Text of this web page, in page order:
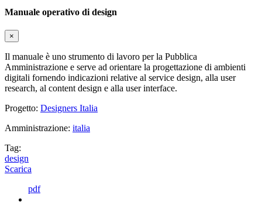
Manuale operativo di design
×
Il manuale è uno strumento di lavoro per la Pubblica
Amministrazione e serve ad orientare la progettazione di ambienti
digitali fornendo indicazioni relative al service design, alla user
research, al content design e alla user interface.
Progetto: Designers Italia
Amministrazione: italia
Tag:
design
Scarica
pdf